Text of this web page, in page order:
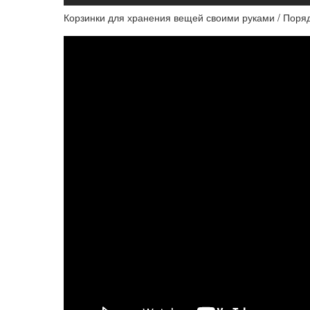
Корзинки для хранения вещей своими руками /